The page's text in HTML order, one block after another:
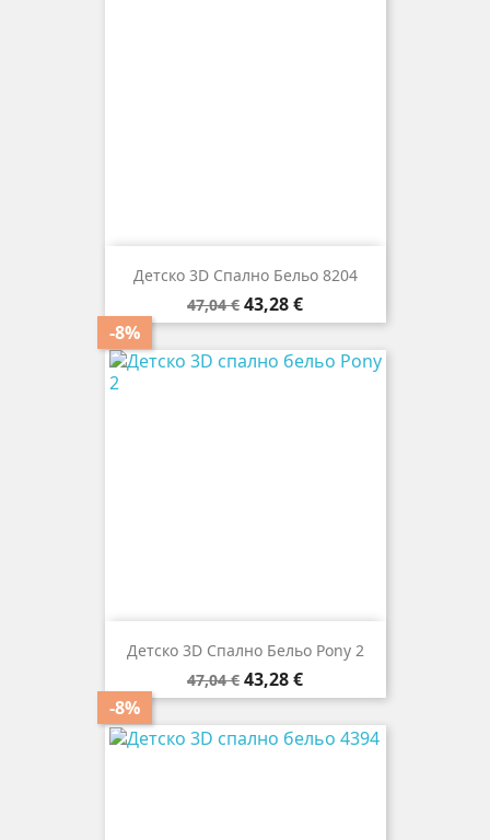
Детско 3D Спално Бельо 8204
Редовна
цена
47,04 €
-8%
Цена
43,28 €
Детско 3D Спално Бельо Pony 2
Редовна
цена
47,04 €
-8%
Цена
43,28 €